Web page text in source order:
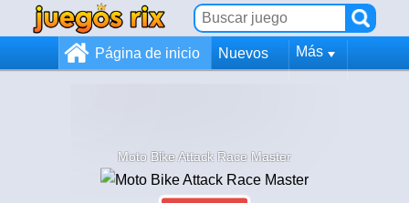
Página de inicio Nuevos Más
Moto Bike Attack Race Master